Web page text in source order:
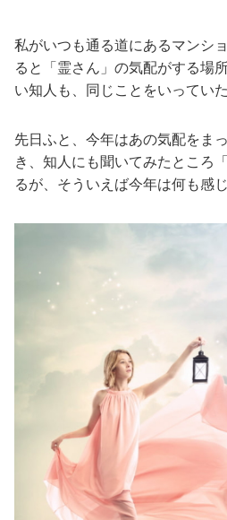
私がいつも通る道にあるマンシ
ると「霊さん」の気配がする場
い知人も、同じことをいってい
先日ふと、今年はあの気配をま
き、知人にも聞いてみたところ
るが、そういえば今年は何も感